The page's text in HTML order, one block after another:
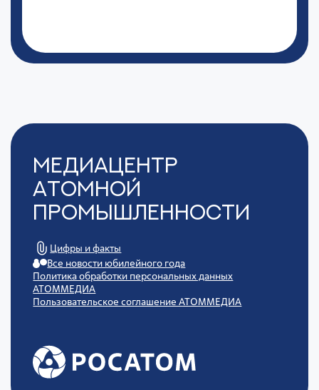
Медиацентр
Атомной
Промышленности
Цифры и факты
Все новости юбилейного года
Политика обработки персональных данных
АТОММЕДИА
Пользовательское соглашение АТОММЕДИА